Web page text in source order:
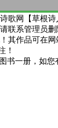
歌网【草根诗
系管理员删
其作品可在网
！
一册，如